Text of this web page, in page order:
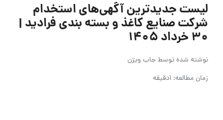
لیست جدیدترین آگهی‌های استخدام
شرکت صنایع کاغذ و بسته بندی فرادید |
۳۰ خرداد ۱۴۰۵
نوشته شده توسطجاب ویژن
زمان مطالعه: 1دقیقه